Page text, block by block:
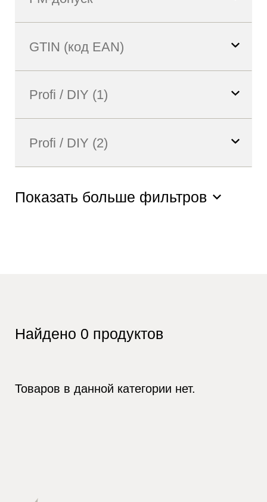
Показать больше фильтров
Найдено 0 продуктов
Товаров в данной категории нет.